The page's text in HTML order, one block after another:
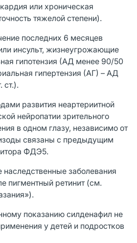
или хроническая
тяжелой степени).
последних 6 месяцев
инсульт, жизнеугрожающие
гипотензия (АД менее 90/50
гипертензия (АГ) – АД
ст.).
развития неартериитной
нейропатии зрительного
в одном глазу, независимо от
связаны с предыдущим
ФДЭ5.
заболевания
пигментный ретинит (см.
показанию силденафил не
у детей и подростков